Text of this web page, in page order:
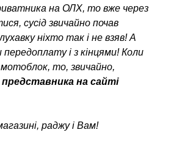
на ОЛХ, то вже через
сусід звичайно почав
ніхто так і не взяв! А
передоплату і з кінцями! Коли
мотоблок, то, звичайно,
на сайті
раджу і Вам!